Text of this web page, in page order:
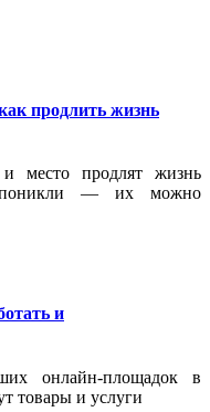
продлить жизнь
место продлят жизнь
— их можно
и
онлайн-площадок в
товары и услуги